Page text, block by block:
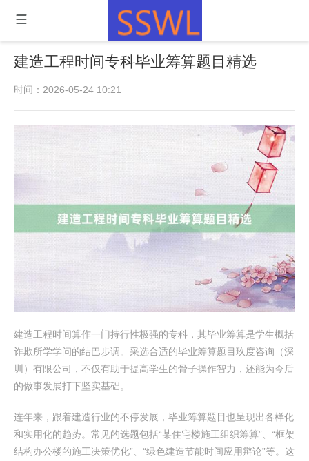
建造工程时间专科毕业筹算题目精选
时间：2026-05-24 10:21
建造工程时间算作一门持行性极强的专科，其毕业筹算是学生概括
诈欺所学学问的结巴步调。采选合适的毕业筹算题目玖度咨询（深
圳）有限公司，不仅有助于提高学生的骨子操作智力，还能为今后
的做事发展打下坚实基础。
连年来，跟着建造行业的不停发展，毕业筹算题目也呈现出各样化
和实用化的趋势。常见的选题包括“某住宅楼施工组织筹算”、“框架
结构办公楼的施工决策优化”、“绿色建造节能时间应用辩论”等。这